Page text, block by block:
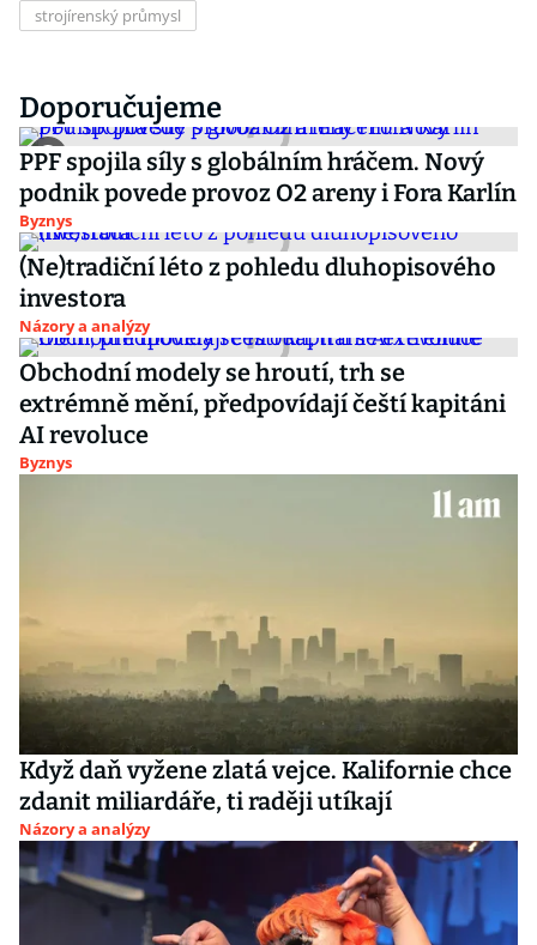
strojírenský průmysl
Doporučujeme
PPF spojila síly s globálním hráčem. Nový
podnik povede provoz O2 areny i Fora Karlín
Byznys
(Ne)tradiční léto z pohledu dluhopisového
investora
Názory a analýzy
Obchodní modely se hroutí, trh se
extrémně mění, předpovídají čeští kapitáni
AI revoluce
Byznys
Když daň vyžene zlatá vejce. Kalifornie chce
zdanit miliardáře, ti raději utíkají
Názory a analýzy